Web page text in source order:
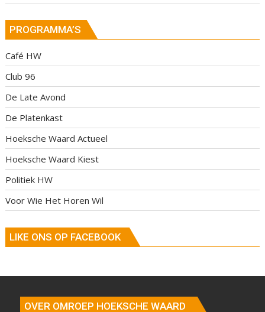
PROGRAMMA’S
Café HW
Club 96
De Late Avond
De Platenkast
Hoeksche Waard Actueel
Hoeksche Waard Kiest
Politiek HW
Voor Wie Het Horen Wil
LIKE ONS OP FACEBOOK
OVER OMROEP HOEKSCHE WAARD